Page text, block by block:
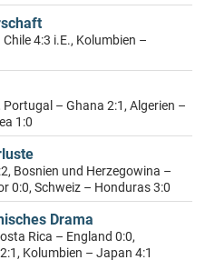
4:3 i.E., Kolumbien –
– Ghana 2:1, Algerien –
1:0
Bosnien und Herzegowina –
0:0, Schweiz – Honduras 3:0
Drama
Rica – England 0:0,
Kolumbien – Japan 4:1